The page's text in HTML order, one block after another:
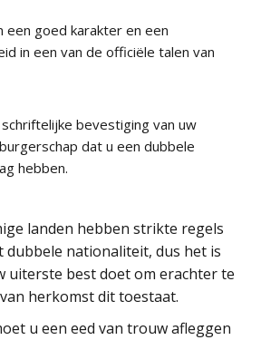
een goed karakter en een
in een van de officiële talen van
bevestiging van uw
dat u een dubbele
hebben.
landen hebben strikte regels
nationaliteit, dus het is
uiterste best doet om erachter te
herkomst dit toestaat.
u een eed van trouw afleggen